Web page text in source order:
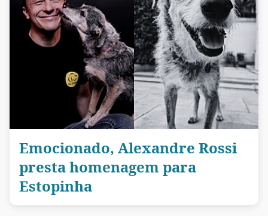
Emocionado, Alexandre Rossi
presta homenagem para
Estopinha